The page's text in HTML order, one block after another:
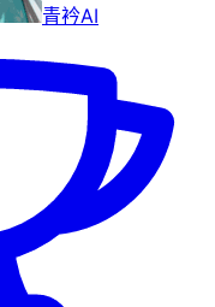
青衿AI